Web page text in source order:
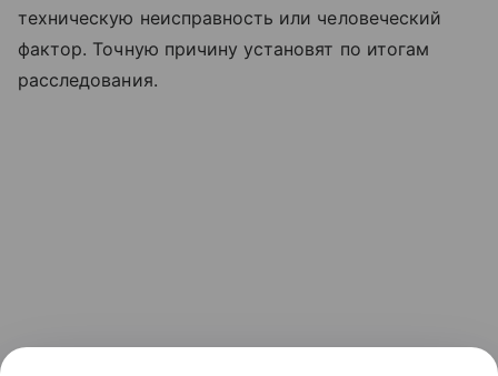
техническую неисправность или человеческий
фактор. Точную причину установят по итогам
расследования.